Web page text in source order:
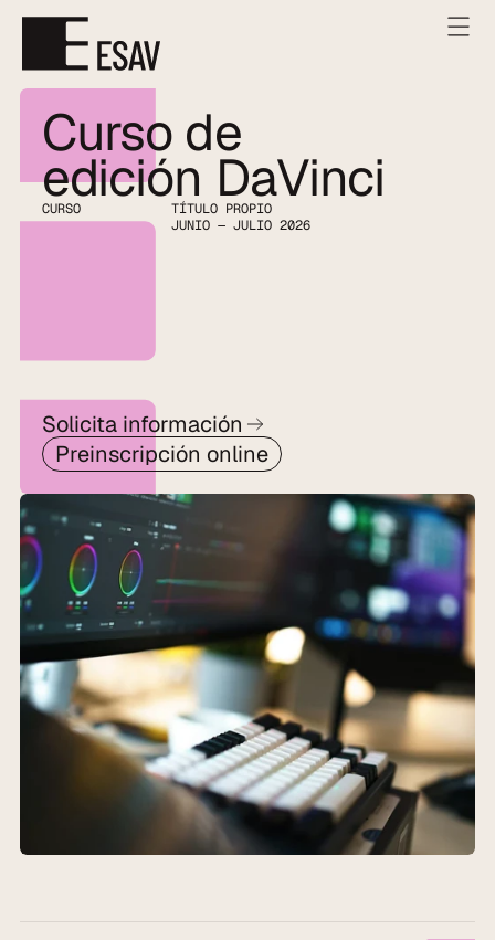
Curso de
edición DaVinci
CURSO
TÍTULO PROPIO
JUNIO — JULIO 2026
Preinscripción online
Solicita información